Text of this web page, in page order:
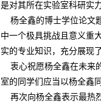
是对其所在实验室科研实
杨全鑫的博士学位论文
中一个极具挑战且意义重
实的专业知识，充分展现
衷心祝愿杨全鑫在未来
室的同学们应当以杨全鑫
再次向杨全鑫表示最热